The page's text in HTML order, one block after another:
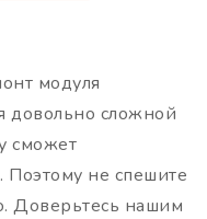
модуля
довольно сложной
сможет
Поэтому не спешите
Доверьтесь нашим